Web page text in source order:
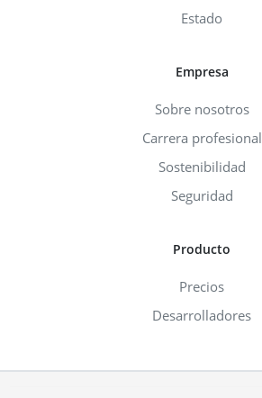
Estado
Empresa
Sobre nosotros
Carrera profesional
Sostenibilidad
Seguridad
Producto
Precios
Desarrolladores